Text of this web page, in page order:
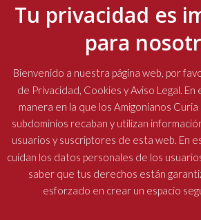
NUESTRA COMISIÓN
PARROQUIAS AMIGONIANAS
NOTICIAS
ARTÍCULOS
Tu privacidad es
para
Bienvenido a nuestra página web, por
de Privacidad, Cookies y Aviso Legal.
manera en la que los Amigonianos
subdominios recaban y utilizan
usuarios y suscriptores de esta web. En
cuidan los datos personales de los
saber que tus derechos están
esforzado en crear un espacio